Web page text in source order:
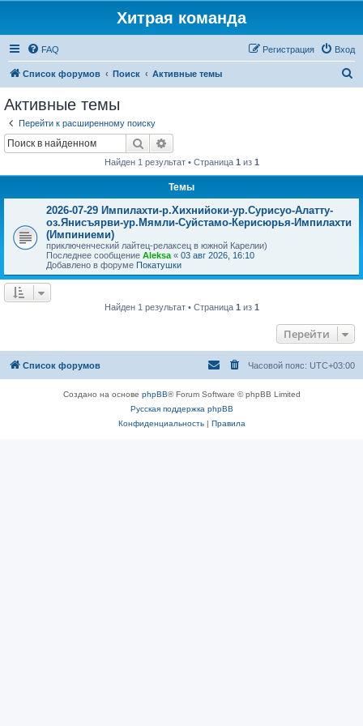
Хитрая команда
FAQ Вход
Регистрация
Список форумов Поиск Активные темы
Активные темы
Перейти к расширенному поиску
Поиск
Найден 1 результат • Страница 1 из 1
Темы
2026-07-29 Импилахти-р.Хихнийоки-ур.Сурисуо-Алатту-
оз.Янисъярви-ур.Мямли-Суйстамо-Керисюрья-Импилахти
(Импиниеми)
приключенческий лайтец-релаксец в южной Карелии)
Последнее сообщение Aleksa « 03 авг 2026, 16:10
Добавлено в форуме Покатушки
Найден 1 результат • Страница 1 из 1
Перейти
Список форумов Часовой пояс: UTC+03:00
Создано на основе phpBB® Forum Software © phpBB Limited
Русская поддержка phpBB
Конфиденциальность| Правила